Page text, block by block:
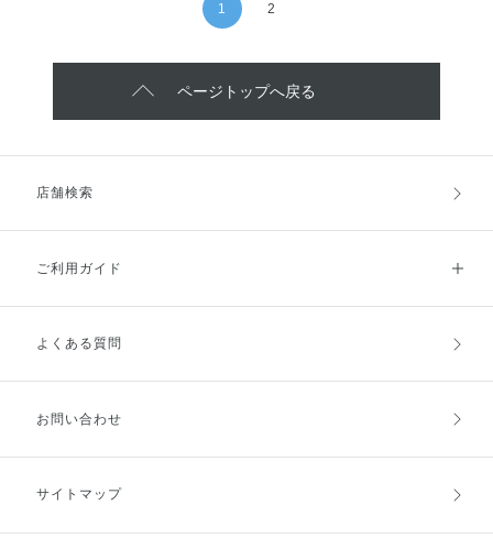
1 2
ページトップへ戻る
店舗検索
ご利用ガイド
ご利用ガイドトップ
お支払方法
キャンセル・返品・交換
よくある質問
お問い合わせ
サイトマップ